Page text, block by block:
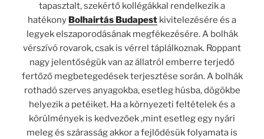
tapasztalt, szekértő kollégákkal rendelkezik a
hatékony Bolhairtás Budapest kivitelezésére és a
legyek elszaporodásának megfékezésére. A bolhák
vérszívó rovarok, csak is vérrel táplálkoznak. Roppant
nagy jelentőségük van az állatról emberre terjedő
fertőző megbetegedések terjesztése során. A bolhák
rothadó szerves anyagokba, esetleg húsba, dögökbe
helyezik a petéiket. Ha a környezeti feltételek és a
körülmények is kedvezőek ,mint esetleg egy nyári
meleg és szárasság akkor a fejlődésük folyamata is